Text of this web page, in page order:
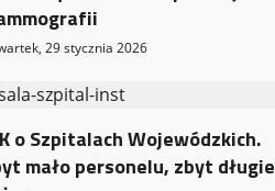
29 stycznia 2026
o Szpitalach Wojewódzkich.
mało personelu, zbyt długie